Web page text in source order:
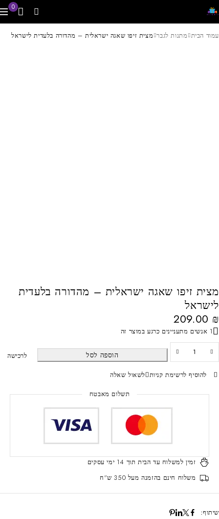
0
עמוד הבית מתנות לגבר מצית זיפו שאגה ישראלית – מהדורה בלעדית לישראל
מצית זיפו שאגה ישראלית – מהדורה בלעדית
לישראל
209.00 ₪
1 אנשים מתעניינים כרגע במוצר זה
הוספה לסל לרכישה
להוסיף לרשימת קניות לשאול שאלה
תשלום מאבטח
זמין למשלוח עד הביתתוך 14 ימי עסקים
משלוח חינם בהזמנה מעל 350 ש"ח
שיתוף: